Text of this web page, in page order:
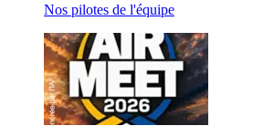
Nos pilotes de l'équipe